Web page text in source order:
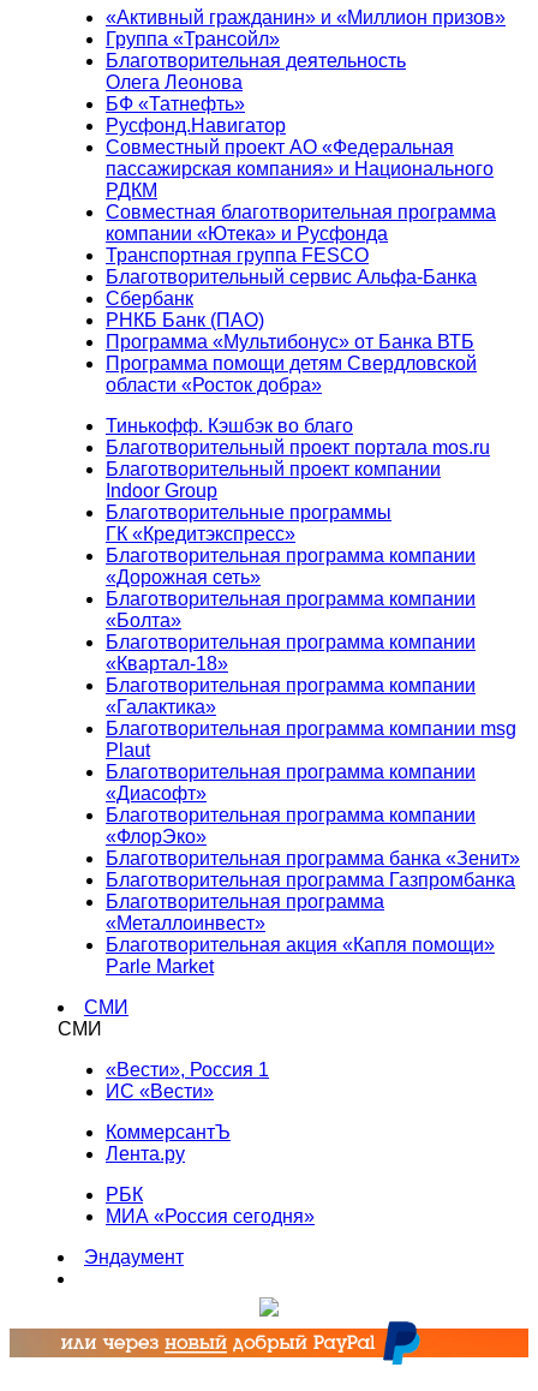
«Активный гражданин» и «Миллион призов»
Группа «Трансойл»
Благотворительная деятельность
Олега Леонова
БФ «Татнефть»
Русфонд.Навигатор
Совместный проект АО «Федеральная
пассажирская компания» и Национального
РДКМ
Совместная благотворительная программа
компании «Ютека» и Русфонда
Транспортная группа FESCO
Благотворительный сервис Альфа-Банка
Сбербанк
РНКБ Банк (ПАО)
Программа «Мультибонус» от Банка ВТБ
Программа помощи детям Свердловской
области «Росток добра»
Тинькофф. Кэшбэк во благо
Благотворительный проект портала mos.ru
Благотворительный проект компании
Indoor Group
Благотворительные программы
ГК «Кредитэкспресс»
Благотворительная программа компании
«Дорожная сеть»
Благотворительная программа компании
«Болта»
Благотворительная программа компании
«Квартал-18»
Благотворительная программа компании
«Галактика»
Благотворительная программа компании msg
Plaut
Благотворительная программа компании
«Диасофт»
Благотворительная программа компании
«ФлорЭко»
Благотворительная программа банка «Зенит»
Благотворительная программа Газпромбанка
Благотворительная программа
«Металлоинвест»
Благотворительная акция «Капля помощи»
Parle Market
СМИ
СМИ
«Вести», Россия 1
ИС «Вести»
КоммерсантЪ
Лента.ру
РБК
МИА «Россия сегодня»
Эндаумент